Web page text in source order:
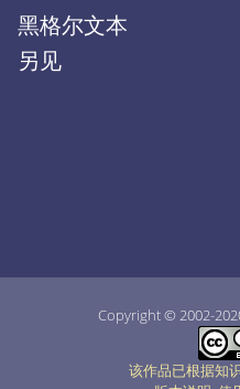
黑格尔文本
另见
Copyright © 2002-
该作品已根据知